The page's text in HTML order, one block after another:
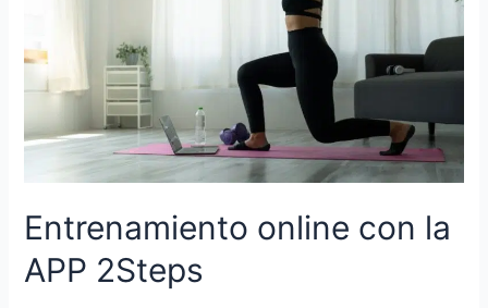
Entrenamiento online con la
APP 2Steps